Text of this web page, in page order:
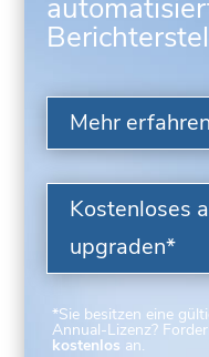
Mehr erfahren
Kostenloses
upgraden*
*Sie besitzen eine
Annual-Lizenz?
kostenlos an.